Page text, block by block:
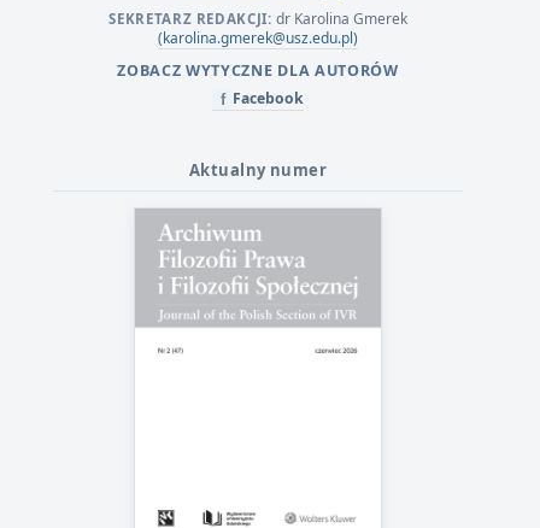
SEKRETARZ REDAKCJI: dr Karolina Gmerek
(karolina.gmerek@usz.edu.pl)
ZOBACZ WYTYCZNE DLA AUTORÓW
f Facebook
Aktualny numer